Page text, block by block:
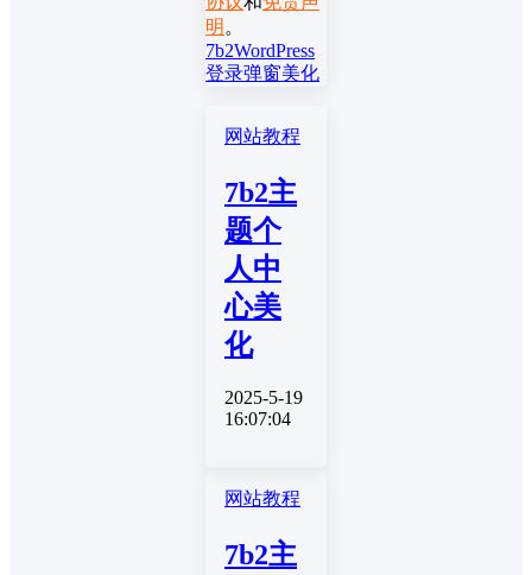
明 。
7b2WordPress
登录弹窗美化
网站教程
7b2主
题个
人中
心美
化
2025-5-19
16:07:04
网站教程
7b2主